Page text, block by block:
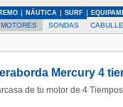
REMO NÁUTICA SURF
MOTORES SONDAS
Mercury 4
de tu motor de 4